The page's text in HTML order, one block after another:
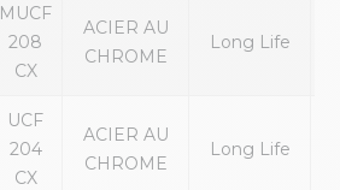
MUCF
208
CX
ACIER AU
CHROME
Long Life
UCF
204
CX
ACIER AU
CHROME
Long Life